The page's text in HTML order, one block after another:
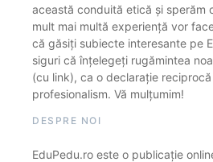
această conduită etică și sperăm
mult mai multă experiență vor
că găsiți subiecte interesante pe
siguri că înțelegeți rugămintea
(cu link), ca o declarație
profesionalism. Vă mulțumim!
DESPRE NOI
EduPedu.ro este o publicație